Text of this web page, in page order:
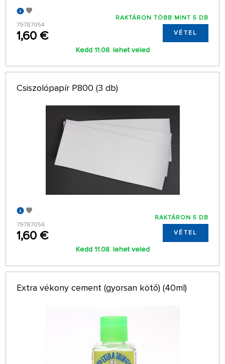
79787054
1,60 €
RAKTÁRON TÖBB MINT 5 DB
VÉTEL
Kedd 11.08. lehet veled
Csiszolópapír P800 (3 db)
79787056
1,60 €
RAKTÁRON 5 DB
VÉTEL
Kedd 11.08. lehet veled
Extra vékony cement (gyorsan kötő) (40ml)